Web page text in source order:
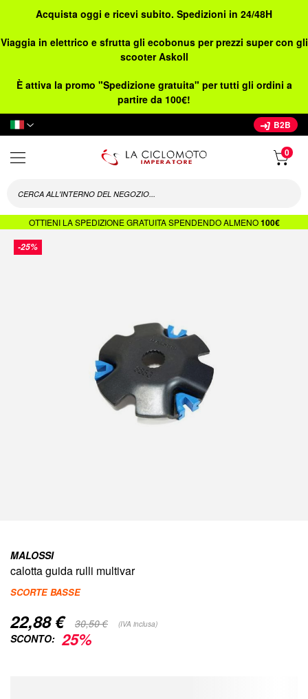
Acquista oggi e ricevi subito. Spedizioni in 24/48H
Viaggia in elettrico e sfrutta gli ecobonus per prezzi super con gli
scooter Askoll
È attiva la promo "Spedizione gratuita" per tutti gli ordini a
partire da 100€!
Lingua
B2B
OTTIENI LA SPEDIZIONE GRATUITA SPENDENDO ALMENO100€
alla
-25%
della
galleria
immagini
MALOSSI
calotta guida rulli multivar
SCORTE BASSE
Special
Price
22,88 € 30,50 € (IVA inclusa)
SCONTO: 25%